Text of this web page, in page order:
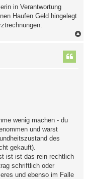
in Verantwortung
Haufen Geld hingelegt
wenig machen - du
und warst
des
gekauft).
ist ist das rein rechtlich
schriftlich oder
und ebenso im Falle